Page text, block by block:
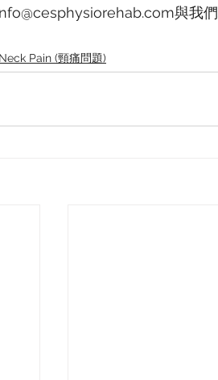
與我
Neck Pain (頸痛問題)